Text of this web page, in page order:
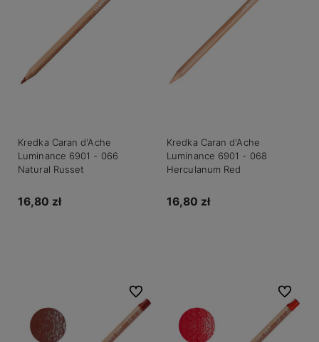
Kredka Caran d'Ache
Luminance 6901 - 066
Natural Russet
16,80 zł
Kredka Caran d'Ache
Luminance 6901 - 068
Herculanum Red
16,80 zł
Do ulubionych Do